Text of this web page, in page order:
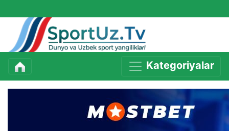
Kategoriyalar